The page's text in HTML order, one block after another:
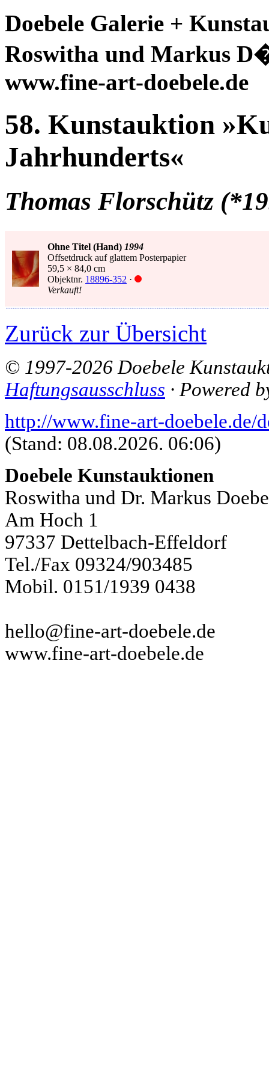
Doebele Galerie +
Roswitha und Markus
www.fine-art-doebele.de
58. Kunstauktion
Jahrhunderts«
Thomas Florschütz
Ohne Titel (Hand) 1994
Offsetdruck auf glattem Posterpapier
59,5 × 84,0 cm
Objektnr. 18896-352 ·
Verkauft!
Zurück zur Übersicht
© 1997-2026 Doebele
Haftungsausschluss · Powered
http://www.fine-art-doebele.de/
(Stand: 08.08.2026. 06:06)
Doebele Kunstauktionen
Roswitha und Dr. Markus
Am Hoch 1
97337 Dettelbach-Effeldorf
Tel./Fax 09324/903485
Mobil. 0151/1939 0438
hello@fine-art-doebele.de
www.fine-art-doebele.de